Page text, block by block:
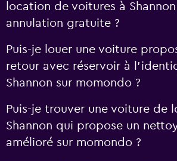
location de voitures à
annulation gratuite ?
Puis-je louer une voiture
retour avec réservoir à
Shannon sur momondo ?
Puis-je trouver une voiture de
Shannon qui propose un
amélioré sur momondo ?